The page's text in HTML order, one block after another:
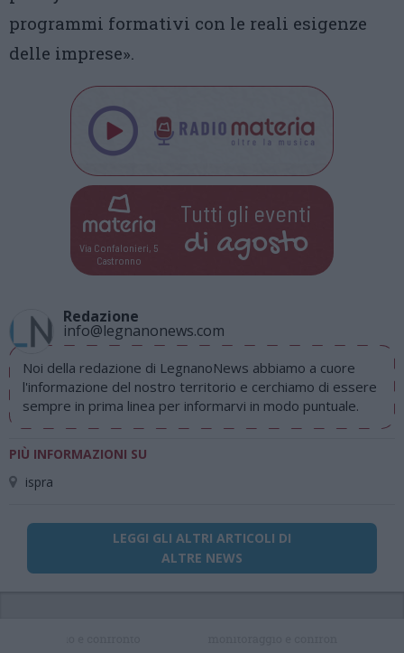
programmi formativi con le reali esigenze
delle imprese».
Via Confalonieri, 5
Castronno
Tutti gli eventi
di agosto
Redazione
info@legnanonews.com
Noi della redazione di LegnanoNews abbiamo a cuore
l'informazione del nostro territorio e cerchiamo di essere
sempre in prima linea per informarvi in modo puntuale.
PIÙ INFORMAZIONI SU
ispra
LEGGI GLI ALTRI ARTICOLI DI
ALTRE NEWS